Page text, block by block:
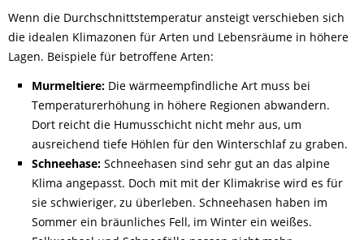
Wenn die Durchschnittstemperatur ansteigt verschieben sich
die idealen Klimazonen für Arten und Lebensräume in höhere
Lagen. Beispiele für betroffene Arten:
Murmeltiere: Die wärmeempfindliche Art muss bei
Temperaturerhöhung in höhere Regionen abwandern.
Dort reicht die Humusschicht nicht mehr aus, um
ausreichend tiefe Höhlen für den Winterschlaf zu graben.
Schneehase:Schneehasen sind sehr gut an das alpine
Klima angepasst. Doch mit mit der Klimakrise wird es für
sie schwieriger, zu überleben. Schneehasen haben im
Sommer ein bräunliches Fell, im Winter ein weißes.